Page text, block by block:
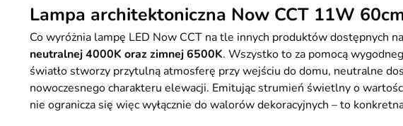
Lampa architektoniczna Now CCT 11W
Co wyróżnia lampę LED Now CCT na tle innych produktów dostępnych
neutralnej 4000K oraz zimnej 6500K. Wszystko to za pomocą
światło stworzy przytulną atmosferę przy wejściu do domu, neutralne
nowoczesnego charakteru elewacji. Emitując strumień świetlny o
nie ogranicza się więc wyłącznie do walorów dekoracyjnych – to